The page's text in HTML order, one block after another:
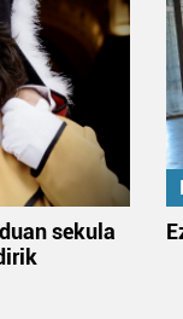
sekula